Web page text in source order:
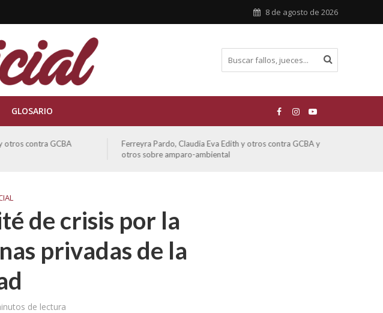
8 de agosto de 2026
GLOSARIO
otros contra GCBA
Ferreyra Pardo, Claudia Eva Edith y otros contra GCBA y
otros sobre amparo-ambiental
de crisis por la
privadas de la
de lectura